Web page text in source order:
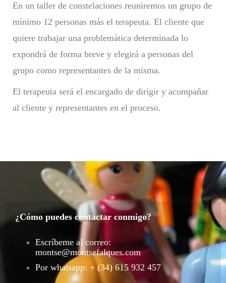
En un taller de constelaciones reuniremos un grupo de
mínimo 12 personas más el terapeuta. El cliente que
quiere trabajar una problemática determinada lo
expondrá de forma breve y elegirá a personas del
grupo como representantes de la misma.
El terapeuta será el encargado de dirigir y acompañar
al cliente y representantes en el proceso.
¿Cómo puedes contactar conmigo?
Escríbeme al correo:
montse@montsefalques.com
Por whatsapp: + (34) 615 932 457